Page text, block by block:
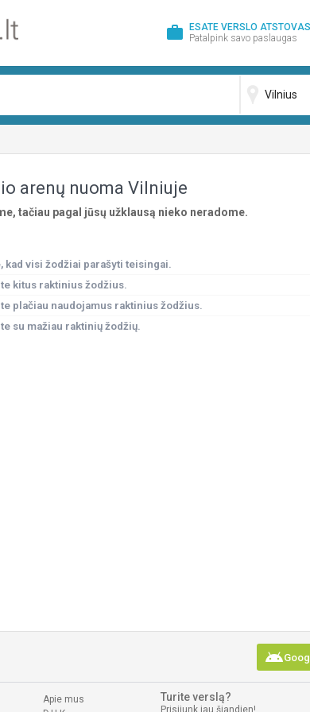
work
ESATE VERSLO
Patalpink savo paslaugas
arenų nuoma Vilniuje
tačiau pagal jūsų užklausą nieko neradome.
kad visi žodžiai parašyti teisingai.
kitus raktinius žodžius.
plačiau naudojamus raktinius žodžius.
su mažiau raktinių žodžių.
android
Apie mus
Turite verslą?
Prisijunk jau šiandien!